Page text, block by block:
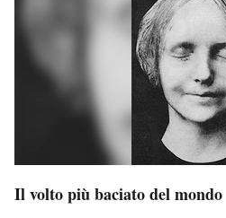
Il volto più baciato del mondo